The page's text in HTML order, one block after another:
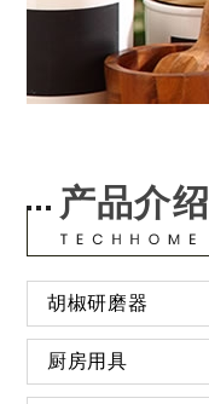
产品介绍
胡椒研磨器
厨房用具